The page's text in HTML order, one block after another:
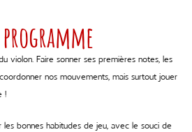
violon. Faire sonner ses premières notes, les
nos mouvements, mais surtout jouer
!
bonnes habitudes de jeu, avec le souci de